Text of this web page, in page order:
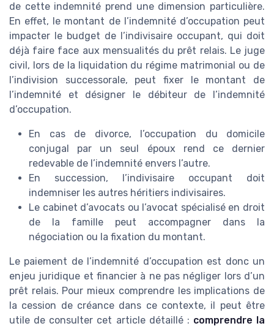
de cette indemnité prend une dimension particulière.
En effet, le montant de l’indemnité d’occupation peut
impacter le budget de l’indivisaire occupant, qui doit
déjà faire face aux mensualités du prêt relais. Le juge
civil, lors de la liquidation du régime matrimonial ou de
l’indivision successorale, peut fixer le montant de
l’indemnité et désigner le débiteur de l’indemnité
d’occupation.
En cas de divorce, l’occupation du domicile
conjugal par un seul époux rend ce dernier
redevable de l’indemnité envers l’autre.
En succession, l’indivisaire occupant doit
indemniser les autres héritiers indivisaires.
Le cabinet d’avocats ou l’avocat spécialisé en droit
de la famille peut accompagner dans la
négociation ou la fixation du montant.
Le paiement de l’indemnité d’occupation est donc un
enjeu juridique et financier à ne pas négliger lors d’un
prêt relais. Pour mieux comprendre les implications de
la cession de créance dans ce contexte, il peut être
utile de consulter cet article détaillé : comprendre la